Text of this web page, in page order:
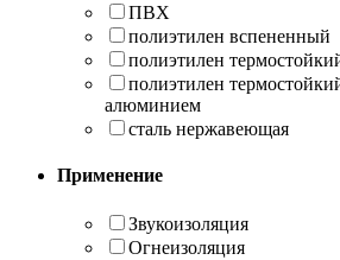
ПВХ
полиэтилен вспененный
полиэтилен
полиэтилен
алюминием
сталь нержавеющая
Применение
Звукоизоляция
Огнеизоляция